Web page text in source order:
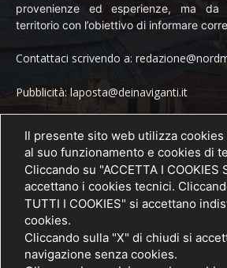
provenienze ed esperienze, ma da
territorio con l’obiettivo di informare
Contattaci scrivendo a:
Pubblicità: laposta@deinaviganti.it
SEGUICI
Il presente sito web utilizza
al suo funzionamento e cookies di
Cliccando su "ACCETTA I COOKIES
accettano i cookies tecnici.
TUTTI I COOKIES" si accettano
cookies.
Cliccando sulla "X" di chiudi si
navigazione senza cookies.